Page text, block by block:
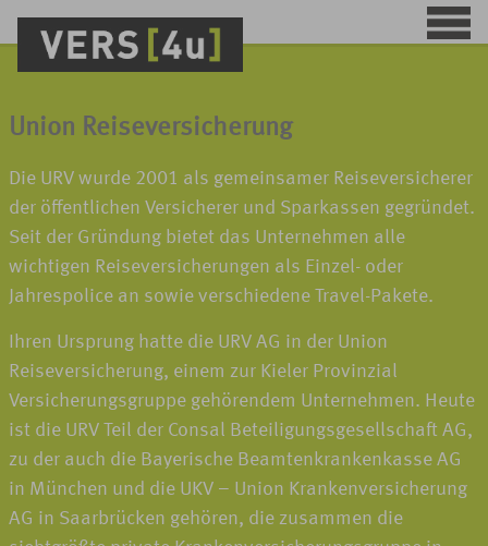
Union Reiseversicherung
Die URV wurde 2001 als gemeinsamer Reiseversicherer
der öffentlichen Versicherer und Sparkassen gegründet.
Seit der Gründung bietet das Unternehmen alle
wichtigen Reiseversicherungen als Einzel- oder
Jahrespolice an sowie verschiedene Travel-Pakete.
Ihren Ursprung hatte die URV AG in der Union
Reiseversicherung, einem zur Kieler Provinzial
Versicherungsgruppe gehörendem Unternehmen. Heute
ist die URV Teil der Consal Beteiligungsgesellschaft AG,
zu der auch die Bayerische Beamtenkrankenkasse AG
in München und die UKV – Union Krankenversicherung
AG in Saarbrücken gehören, die zusammen die